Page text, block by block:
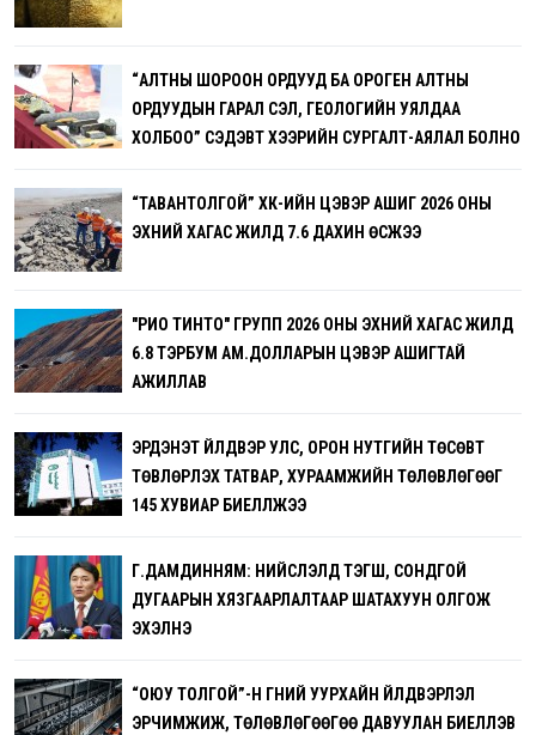
“АЛТНЫ ШОРООН ОРДУУД БА ОРОГЕН АЛТНЫ
ОРДУУДЫН ГАРАЛ ҮҮСЭЛ, ГЕОЛОГИЙН УЯЛДАА
ХОЛБОО” СЭДЭВТ ХЭЭРИЙН СУРГАЛТ-АЯЛАЛ БОЛНО
“ТАВАНТОЛГОЙ” ХК-ИЙН ЦЭВЭР АШИГ 2026 ОНЫ
ЭХНИЙ ХАГАС ЖИЛД 7.6 ДАХИН ӨСЖЭЭ
"РИО ТИНТО" ГРУПП 2026 ОНЫ ЭХНИЙ ХАГАС ЖИЛД
6.8 ТЭРБУМ АМ.ДОЛЛАРЫН ЦЭВЭР АШИГТАЙ
АЖИЛЛАВ
ЭРДЭНЭТ ҮЙЛДВЭР УЛС, ОРОН НУТГИЙН ТӨСӨВТ
ТӨВЛӨРҮҮЛЭХ ТАТВАР, ХУРААМЖИЙН ТӨЛӨВЛӨГӨӨГ
145 ХУВИАР БИЕЛҮҮЛЖЭЭ
Г.ДАМДИННЯМ: НИЙСЛЭЛД ТЭГШ, СОНДГОЙ
ДУГААРЫН ХЯЗГААРЛАЛТААР ШАТАХУУН ОЛГОЖ
ЭХЭЛНЭ
“ОЮУ ТОЛГОЙ”-Н ГҮНИЙ УУРХАЙН ҮЙЛДВЭРЛЭЛ
ЭРЧИМЖИЖ, ТӨЛӨВЛӨГӨӨГӨӨ ДАВУУЛАН БИЕЛҮҮЛЭВ